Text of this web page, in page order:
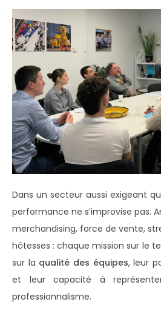
Dans un secteur aussi exigeant
performance ne s’improvise pas.
merchandising, force de vente,
hôtesses : chaque mission sur le
sur la qualité des équipes, leur
et leur capacité à
professionnalisme.